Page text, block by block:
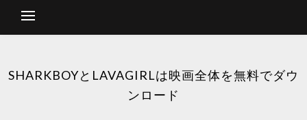
SHARKBOYとLAVAGIRLは映画全体を無料でダウ
ンロード